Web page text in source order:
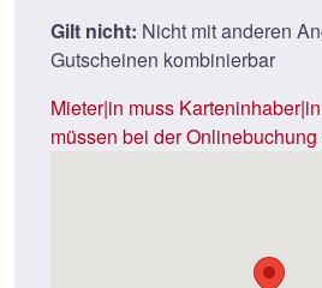
Gilt nicht: Nicht mit anderen
Gutscheinen kombinierbar
Mieter|in muss
müssen bei der